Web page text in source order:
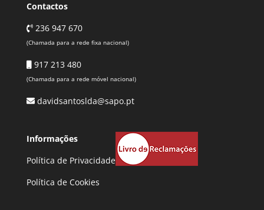
Contactos
236 947 670
(Chamada para a rede fixa nacional)
917 213 480
(Chamada para a rede móvel nacional)
davidsantoslda@sapo.pt
Informações
Política de Privacidade
Política de Cookies